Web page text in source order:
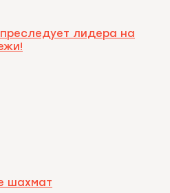
лидера на
шахмат